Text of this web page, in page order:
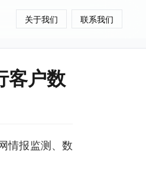
关于我们 联系我们
客户数
情报监测、数